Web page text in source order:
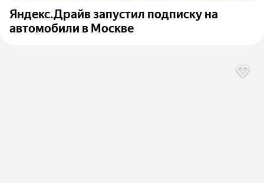
Яндекс.Драйв запустил подписку на
автомобили в Москве